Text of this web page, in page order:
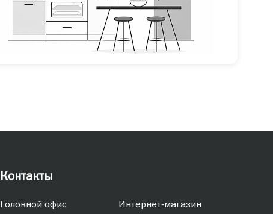
Контакты
Головной офис
Интернет-магазин